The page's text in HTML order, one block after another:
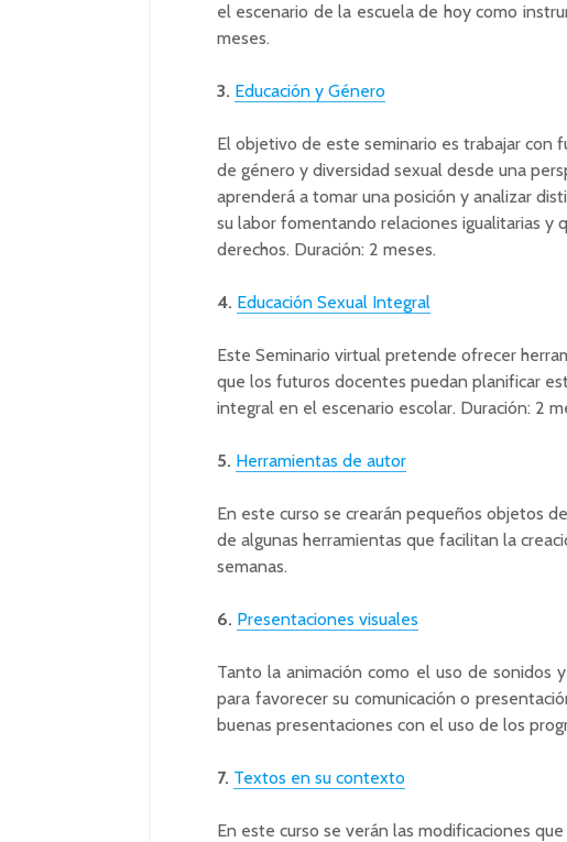
el escenario de la escuela de hoy como
meses.
3. Educación y Género
El objetivo de este seminario es trabajar con
de género y diversidad sexual desde una
aprenderá a tomar una posición y analizar
su labor fomentando relaciones igualitarias y
derechos. Duración: 2 meses.
4. Educación Sexual Integral
Este Seminario virtual pretende ofrecer
que los futuros docentes puedan planificar
integral en el escenario escolar. Duración: 2
5. Herramientas de autor
En este curso se crearán pequeños objetos
de algunas herramientas que facilitan la
semanas.
6. Presentaciones visuales
Tanto la animación como el uso de sonidos
para favorecer su comunicación o
buenas presentaciones con el uso de los
7. Textos en su contexto
En este curso se verán las modificaciones